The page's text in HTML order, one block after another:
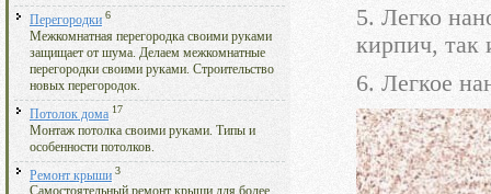
Перегородки 6
Межкомнатная перегородка своими руками
защищает от шума. Делаем межкомнатные
перегородки своими руками. Строительство
новых перегородок.
Потолок дома 17
Монтаж потолка своими руками. Типы и
особенности потолков.
Ремонт крыши 3
5. Легко
кирпич, так
6. Легкое